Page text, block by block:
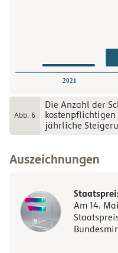
2021
Abb. 6
Die Anzahl der
kostenpflichtigen
jährliche
Auszeichnungen
Am 14.